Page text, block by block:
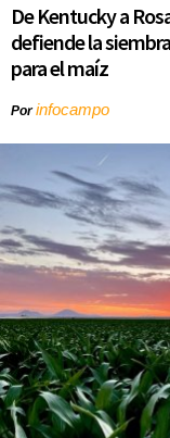
De Kentucky a
defiende la
para el maíz
Porinfocampo